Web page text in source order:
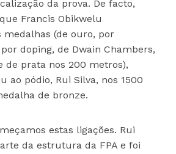
da prova. De facto,
Francis Obikwelu
(de ouro, por
doping, de Dwain Chambers,
de prata nos 200 metros),
ao pódio, Rui Silva, nos 1500
de bronze.
estas ligações. Rui
da estrutura da FPA e foi